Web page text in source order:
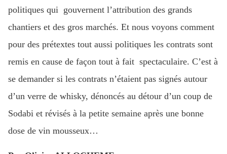
politiques qui gouvernent l’attribution des grands
chantiers et des gros marchés. Et nous voyons comment
pour des prétextes tout aussi politiques les contrats sont
remis en cause de façon tout à fait spectaculaire. C’est à
se demander si les contrats n’étaient pas signés autour
d’un verre de whisky, dénoncés au détour d’un coup de
Sodabi et révisés à la petite semaine après une bonne
dose de vin mousseux…